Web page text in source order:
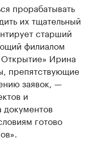
прорабатывать
их тщательный
старший
филиалом
Ирина
препятствующие
заявок, —
и
документов
готово